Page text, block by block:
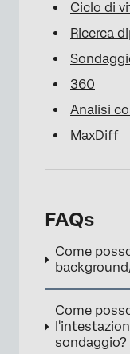
Ciclo di
Ricerca
360
Analisi
MaxDiff
FAQs
Come
Come
sondaggio?